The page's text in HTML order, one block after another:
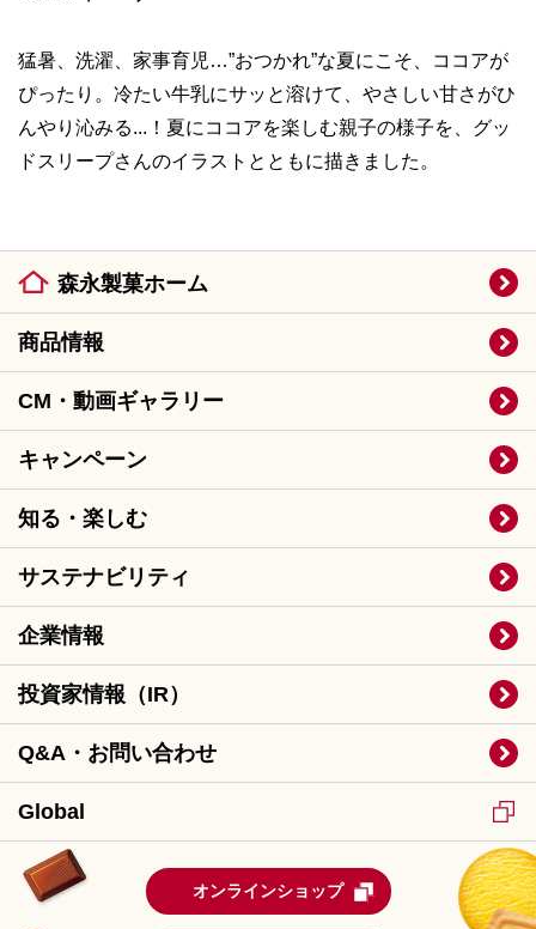
猛暑、洗濯、家事育児…”おつかれ”な夏にこそ、ココアが
ぴったり。冷たい牛乳にサッと溶けて、やさしい甘さがひ
んやり沁みる...！夏にココアを楽しむ親子の様子を、グッ
ドスリープさんのイラストとともに描きました。
森永製菓ホーム
商品情報
CM・動画ギャラリー
キャンペーン
知る・楽しむ
サステナビリティ
企業情報
投資家情報（IR）
Q&A・お問い合わせ
Global
オンラインショップ